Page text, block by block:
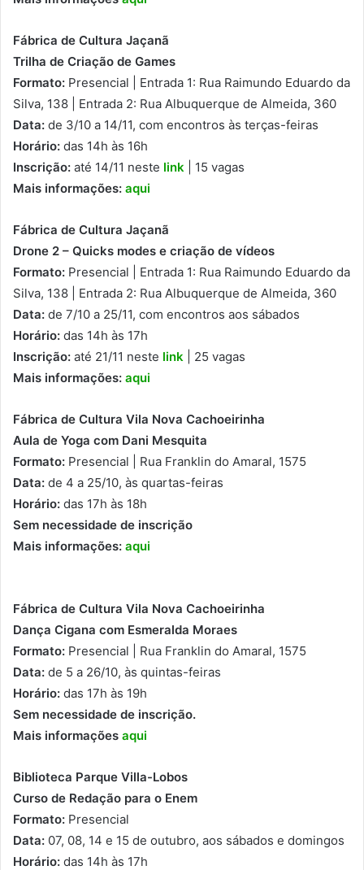
Fábrica de Cultura Jaçanã
Trilha de Criação de Games
Formato: Presencial | Entrada 1: Rua Raimundo Eduardo da
Silva, 138 | Entrada 2: Rua Albuquerque de Almeida, 360
Data: de 3/10 a 14/11, com encontros às terças-feiras
Horário: das 14h às 16h
Inscrição: até 14/11 neste link | 15 vagas
Mais informações: aqui
Fábrica de Cultura Jaçanã
Drone 2 – Quicks modes e criação de vídeos
Formato: Presencial | Entrada 1: Rua Raimundo Eduardo da
Silva, 138 | Entrada 2: Rua Albuquerque de Almeida, 360
Data: de 7/10 a 25/11, com encontros aos sábados
Horário: das 14h às 17h
Inscrição: até 21/11 neste link
| 25 vagas
Mais informações: aqui
Fábrica de Cultura Vila Nova Cachoeirinha
Aula de Yoga com Dani Mesquita
Formato: Presencial | Rua Franklin do Amaral, 1575
Data: de 4 a 25/10, às quartas-feiras
Horário: das 17h às 18h
Sem necessidade de inscrição
Mais informações: aqui
Fábrica de Cultura Vila Nova Cachoeirinha
Dança Cigana com Esmeralda Moraes
Formato: Presencial | Rua Franklin do Amaral, 1575
Data: de 5 a 26/10, às quintas-feiras
Horário: das 17h às 19h
Sem necessidade de inscrição.
Mais informações aqui
Biblioteca Parque Villa-Lobos
Curso de Redação para o Enem
Formato: Presencial
Data: 07, 08, 14 e 15 de outubro, aos sábados e domingos
Horário: das 14h às 17h